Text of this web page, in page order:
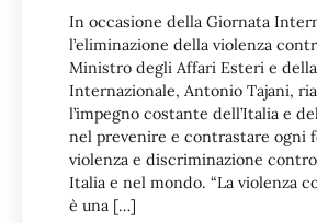
In occasione della Giornata
l’eliminazione della violenza
Ministro degli Affari Esteri e
Internazionale, Antonio Tajani,
l’impegno costante dell’Italia e
nel prevenire e contrastare ogni
violenza e discriminazione
Italia e nel mondo. “La violenza
è una […]